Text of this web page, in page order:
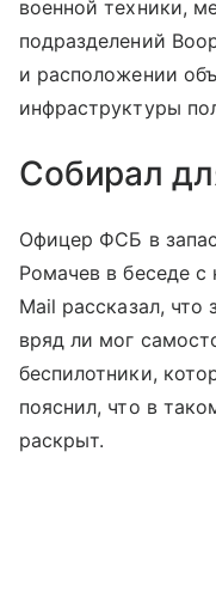
военной техники,
подразделений
и расположении
инфраструктуры
Собирал
Офицер ФСБ в
Ромачев в беседе
Mail рассказал,
вряд ли мог
беспилотники,
пояснил, что в
раскрыт.